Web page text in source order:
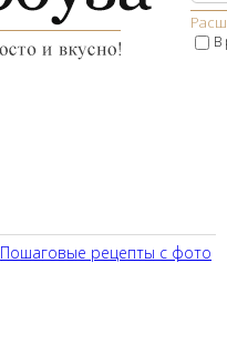
В
Пошаговые рецепты с фото